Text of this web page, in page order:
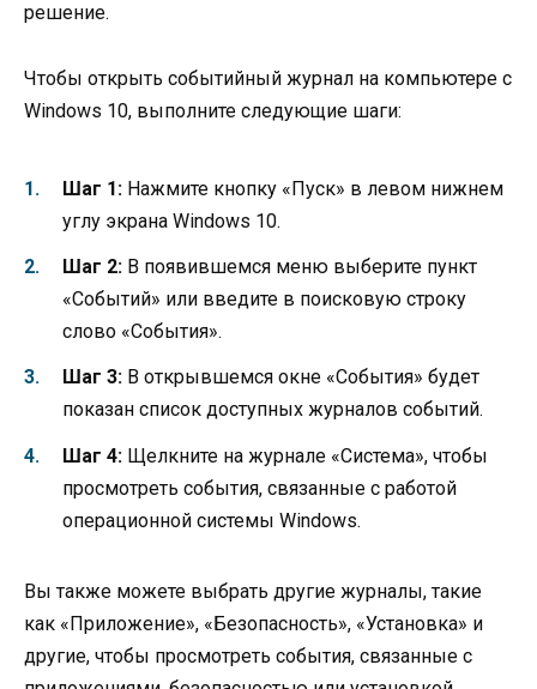
решение.
Чтобы открыть событийный журнал на компьютере с
Windows 10, выполните следующие шаги:
Шаг 1: Нажмите кнопку «Пуск» в левом нижнем
углу экрана Windows 10.
Шаг 2: В появившемся меню выберите пункт
«Событий» или введите в поисковую строку
слово «События».
Шаг 3: В открывшемся окне «События» будет
показан список доступных журналов событий.
Шаг 4: Щелкните на журнале «Система», чтобы
просмотреть события, связанные с работой
операционной системы Windows.
Вы также можете выбрать другие журналы, такие
как «Приложение», «Безопасность», «Установка» и
другие, чтобы просмотреть события, связанные с